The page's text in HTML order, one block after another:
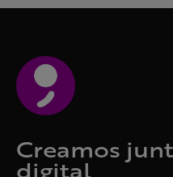
Creamos
digital